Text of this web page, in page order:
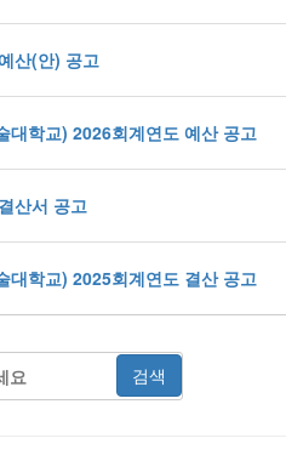
산(안) 공고
대학교) 2026회계연도 예산 공고
산서 공고
대학교) 2025회계연도 결산 공고